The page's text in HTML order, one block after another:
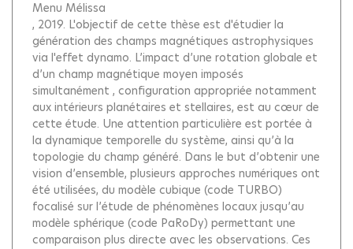
Menu Mélissa
, 2019. L'objectif de cette thèse est d'étudier la
génération des champs magnétiques astrophysiques
via l'effet dynamo. L’impact d’une rotation globale et
d’un champ magnétique moyen imposés
simultanément , configuration appropriée notamment
aux intérieurs planétaires et stellaires, est au cœur de
cette étude. Une attention particulière est portée à
la dynamique temporelle du système, ainsi qu’à la
topologie du champ généré. Dans le but d’obtenir une
vision d’ensemble, plusieurs approches numériques ont
été utilisées, du modèle cubique (code TURBO)
focalisé sur l’étude de phénomènes locaux jusqu’au
modèle sphérique (code PaRoDy) permettant une
comparaison plus directe avec les observations. Ces